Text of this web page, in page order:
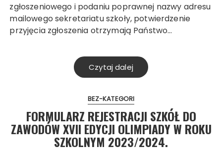
zgłoszeniowego i podaniu poprawnej nazwy adresu
mailowego sekretariatu szkoły, potwierdzenie
przyjęcia zgłoszenia otrzymają Państwo…
Czytaj dalej
BEZ-KATEGORI
FORMULARZ REJESTRACJI SZKÓŁ DO
ZAWODÓW XVII EDYCJI OLIMPIADY W ROKU
SZKOLNYM 2023/2024.